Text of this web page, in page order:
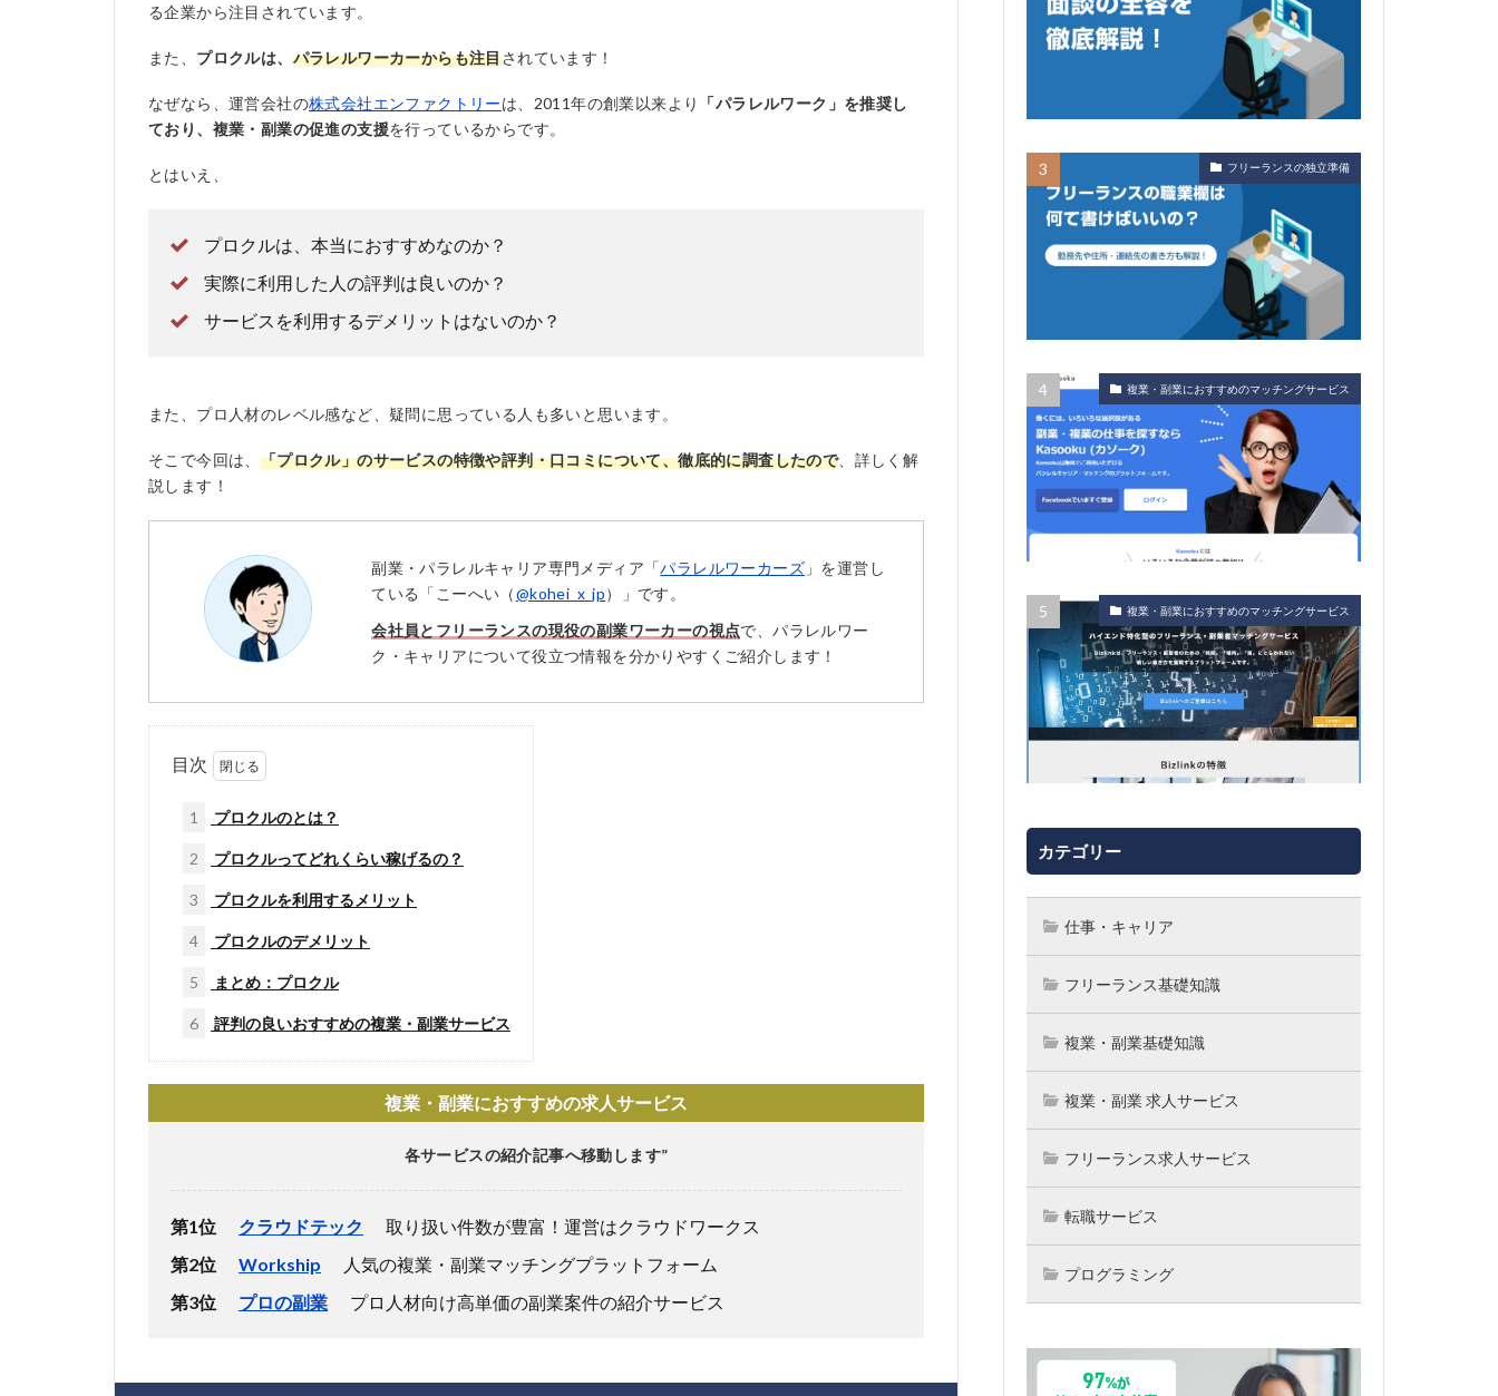
る企業から注目されています。
また、 プロクルは、 パラレルワーカーからも注目されています！
なぜなら、運営会社の株式会社エンファクトリーは、2011年の創業以来より
「パラレルワーク」を推奨し
ており、複業・副業の促進の支援を行っているからです。
とはいえ、
プロクルは、本当におすすめなのか？
実際に利用した人の評判は良いのか？
サービスを利用するデメリットはないのか？
また、プロ人材のレベル感など、疑問に思っている人も多いと思います。
そこで今回は、 「プロクル」のサービスの特徴や評判・口コミについて、徹底的に調査したので、詳しく解
説します！
副業・パラレルキャリア専門メディア「パラレルワーカーズ 」を運営し
ている「こーへい（@kohei_x_jp）」です。
会社員とフリーランスの現役の副業ワーカーの視点で、パラレルワー
ク・キャリアについて役立つ情報を分かりやすくご紹介します！
目次
1 プロクルのとは？
2 プロクルってどれくらい稼げるの？
3 プロクルを利用するメリット
4 プロクルのデメリット
5 まとめ：プロクル
6 評判の良いおすすめの複業・副業サービス
複業・副業におすすめの求人サービス
各サービスの紹介記事へ移動します”
第1位 クラウドテック
取り扱い件数が豊富！運営はクラウドワークス
第2位
Workship
人気の複業・副業マッチングプラットフォーム
第3位
プロの副業 プロ人材向け高単価の副業案件の紹介サービス
フリーランスの独立準備
複業・副業におすすめのマッチングサービス
複業・副業におすすめのマッチングサービス
カテゴリー
仕事・キャリア
フリーランス基礎知識
複業・副業基礎知識
複業・副業 求人サービス
フリーランス求人サービス
転職サービス
プログラミング